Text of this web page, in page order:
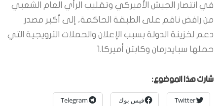
في انتصار الجيش الأميركي وتقليب الرأي العام الشعبي
من رافض ناقم على الطبقة الحاكمة، إلى أكبر مصدر
دعم لخزينة الدولة بسبب الإعلان والحملات الترويجية التي
حملها سبايدرمان وكابتن أميركا.1
شارك هذا الموضوع:
Twitter فيس بوك Telegram